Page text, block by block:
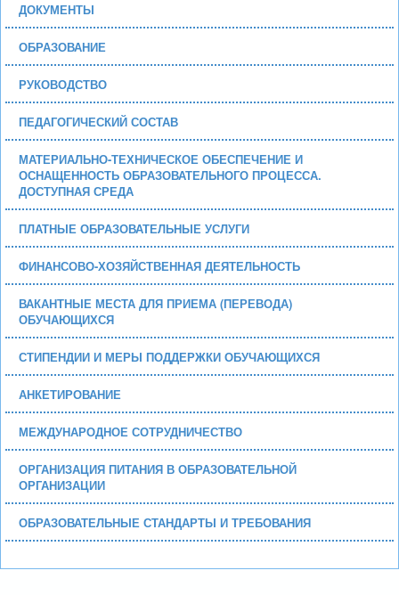
ДОКУМЕНТЫ
ОБРАЗОВАНИЕ
РУКОВОДСТВО
ПЕДАГОГИЧЕСКИЙ СОСТАВ
МАТЕРИАЛЬНО-ТЕХНИЧЕСКОЕ ОБЕСПЕЧЕНИЕ И
ОСНАЩЕННОСТЬ ОБРАЗОВАТЕЛЬНОГО ПРОЦЕССА.
ДОСТУПНАЯ СРЕДА
ПЛАТНЫЕ ОБРАЗОВАТЕЛЬНЫЕ УСЛУГИ
ФИНАНСОВО-ХОЗЯЙСТВЕННАЯ ДЕЯТЕЛЬНОСТЬ
ВАКАНТНЫЕ МЕСТА ДЛЯ ПРИЕМА (ПЕРЕВОДА)
ОБУЧАЮЩИХСЯ
СТИПЕНДИИ И МЕРЫ ПОДДЕРЖКИ ОБУЧАЮЩИХСЯ
АНКЕТИРОВАНИЕ
МЕЖДУНАРОДНОЕ СОТРУДНИЧЕСТВО
ОРГАНИЗАЦИЯ ПИТАНИЯ В ОБРАЗОВАТЕЛЬНОЙ
ОРГАНИЗАЦИИ
ОБРАЗОВАТЕЛЬНЫЕ СТАНДАРТЫ И ТРЕБОВАНИЯ